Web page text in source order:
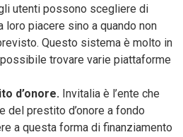
utenti possono scegliere di
loro piacere sino a quando non
Questo sistema è molto in
trovare varie piattaforme
d’onore. Invitalia è l’ente che
del prestito d’onore a fondo
a questa forma di finanziamento